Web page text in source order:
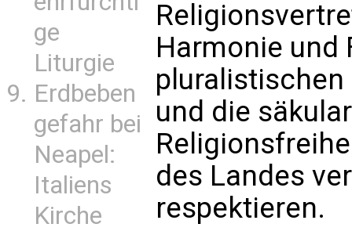
ge
Liturgie
Erdbeben
gefahr bei
Neapel:
Italiens
Kirche
Harmonie und
und die
des Landes
respektieren.